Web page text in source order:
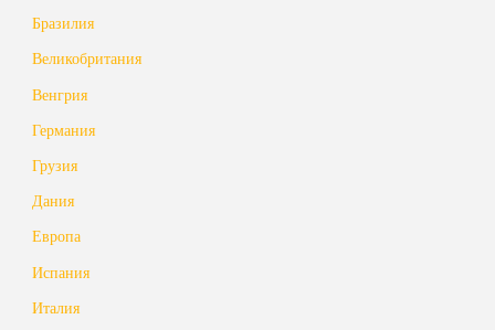
Бразилия
Великобритания
Венгрия
Германия
Грузия
Дания
Европа
Испания
Италия